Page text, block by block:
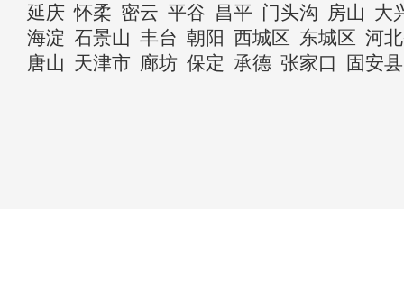
延庆 怀柔 密云 平谷 昌平 门头沟 房山 大
海淀 石景山 丰台 朝阳 西城区 东城区 河
唐山 天津市 廊坊 保定 承德 张家口 固安县